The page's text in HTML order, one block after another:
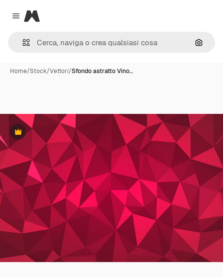
Close menu
Magnific
Cerca
Home/Stock/Vettori/Sfondo astratto Vino…
Premium